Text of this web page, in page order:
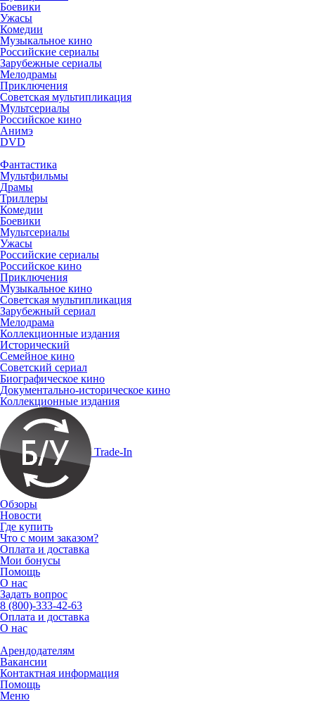
Боевики
Ужасы
Комедии
Музыкальное кино
Российские сериалы
Зарубежные сериалы
Мелодрамы
Приключения
Советская мультипликация
Мультсериалы
Российское кино
Анимэ
DVD
Фантастика
Мультфильмы
Драмы
Триллеры
Комедии
Боевики
Мультсериалы
Ужасы
Российские сериалы
Российское кино
Приключения
Музыкальное кино
Советская мультипликация
Зарубежный сериал
Мелодрама
Коллекционные издания
Исторический
Семейное кино
Советский сериал
Биографическое кино
Документально-историческое кино
Коллекционные издания
Trade-In
Обзоры
Новости
Где купить
Что с моим заказом?
Оплата и доставка
Мои бонусы
Помощь
О нас
Задать вопрос
8 (800)-333-42-63
Оплата и доставка
О нас
Арендодателям
Вакансии
Контактная информация
Помощь
Меню